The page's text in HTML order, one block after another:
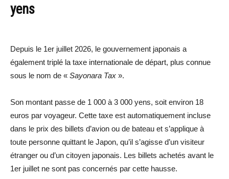
yens
Depuis le 1er juillet 2026, le gouvernement japonais a
également triplé la taxe internationale de départ, plus connue
sous le nom de « Sayonara Tax ».
Son montant passe de 1 000 à 3 000 yens, soit environ 18
euros par voyageur. Cette taxe est automatiquement incluse
dans le prix des billets d’avion ou de bateau et s’applique à
toute personne quittant le Japon, qu’il s’agisse d’un visiteur
étranger ou d’un citoyen japonais. Les billets achetés avant le
1er juillet ne sont pas concernés par cette hausse.